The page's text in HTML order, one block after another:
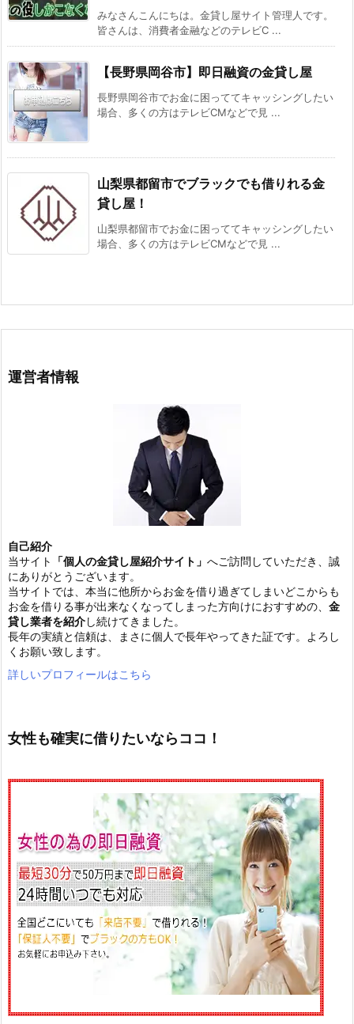
みなさんこんにちは。金貸し屋サイト管理人です。
皆さんは、消費者金融などのテレビC ...
【長野県岡谷市】即日融資の金貸し屋
長野県岡谷市でお金に困っててキャッシングしたい
場合、多くの方はテレビCMなどで見 ...
山梨県都留市でブラックでも借りれる金
貸し屋！
山梨県都留市でお金に困っててキャッシングしたい
場合、多くの方はテレビCMなどで見 ...
運営者情報
自己紹介
当サイト
「個人の金貸し屋紹介サイト」 へご訪問していただき、誠
にありがとうございます。
当サイトでは、本当に他所からお金を借り過ぎてしまいどこからも
お金を借りる事が出来なくなってしまった方向けにおすすめの、 金
貸し業者を紹介し続けてきました。
長年の実績と信頼は、まさに個人で長年やってきた証です。よろし
くお願い致します。
詳しいプロフィールはこちら
女性も確実に借りたいならココ！